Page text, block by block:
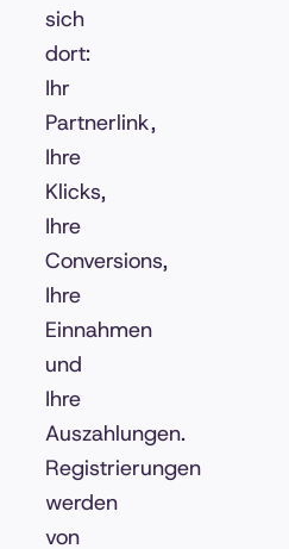
sich
dort:
Ihr
Partnerlink,
Ihre
Klicks,
Ihre
Conversions,
Ihre
Einnahmen
und
Ihre
Auszahlungen.
Registrierungen
werden
von